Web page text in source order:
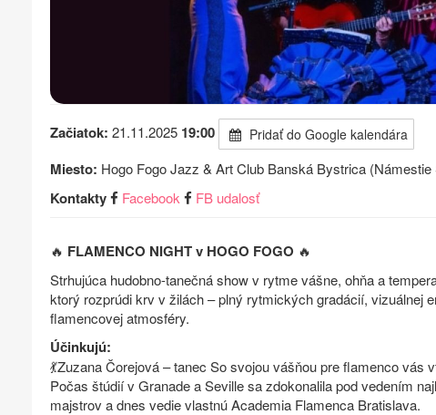
Začiatok: 21.11.2025 19:00 Pridať do Google kalendára
Miesto: Hogo Fogo Jazz & Art Club Banská Bystrica
Kontakty Facebook FB udalosť
🔥 FLAMENCO NIGHT v HOGO FOGO 🔥
Strhujúca hudobno-tanečná show v rytme vášne, ohňa a
ktorý rozprúdi krv v žilách – plný rytmických gradácií, vizuálnej
flamencovej atmosféry.
Účinkujú:
💃Zuzana Čorejová – tanec So svojou vášňou pre flamenco vás
Počas štúdií v Granade a Seville sa zdokonalila pod vedením
majstrov a dnes vedie vlastnú Academia Flamenca Bratislava.